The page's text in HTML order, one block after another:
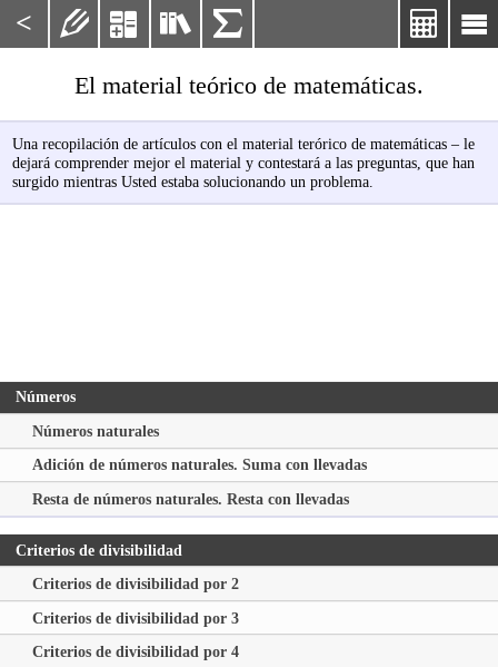
< 

   
El material teórico de matemáticas.
Una recopilación de artículos con el material terórico de matemáticas – le
dejará comprender mejor el material y contestará a las preguntas, que han
surgido mientras Usted estaba solucionando un problema.
Números
Números naturales
Adición de números naturales. Suma con llevadas
Resta de números naturales. Resta con llevadas
Criterios de divisibilidad
Criterios de divisibilidad por 2
Criterios de divisibilidad por 3
Criterios de divisibilidad por 4